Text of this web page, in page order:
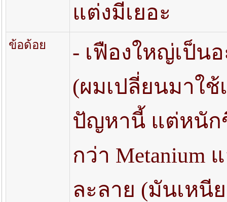
แต่งมีเยอะ
ข้อด้อย
- เฟืองใหญ่เป็น
(ผมเปลี่ยนมาใช้
ปัญหานี้ แต่หนัก
กว่า Metanium
ละลาย (มันเหนี